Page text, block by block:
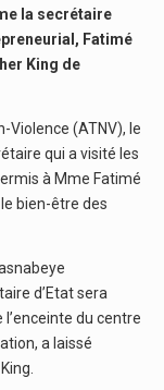
la secrétaire
Fatimé
King de
Violence (ATNV), le
qui a visité les
à Mme Fatimé
bien-être des
d’Etat sera
du centre
a laissé